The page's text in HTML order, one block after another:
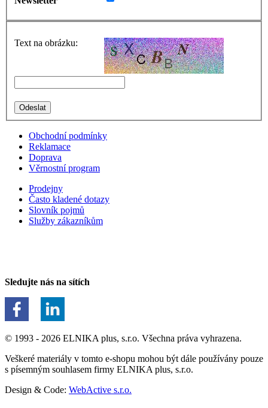
Text na obrázku:
Obchodní podmínky
Reklamace
Doprava
Věrnostní program
Prodejny
Často kladené dotazy
Slovník pojmů
Služby zákazníkům
Sledujte nás na sítích
© 1993 - 2026 ELNIKA plus, s.r.o. Všechna práva vyhrazena.
Veškeré materiály v tomto e-shopu mohou být dále používány pouze
s písemným souhlasem firmy ELNIKA plus, s.r.o.
Design & Code: WebActive s.r.o.